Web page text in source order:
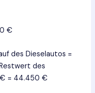
€
des Dieselautos =
des
= 44.450 €